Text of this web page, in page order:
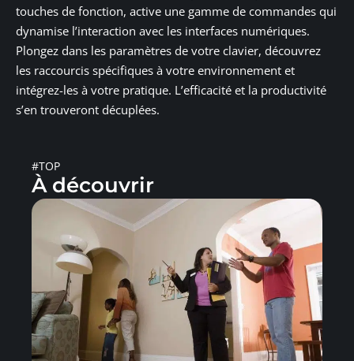
touches de fonction, active une gamme de commandes qui
dynamise l’interaction avec les interfaces numériques.
Plongez dans les paramètres de votre clavier, découvrez
les raccourcis spécifiques à votre environnement et
intégrez-les à votre pratique. L’efficacité et la productivité
s’en trouveront décuplées.
#TOP
À découvrir